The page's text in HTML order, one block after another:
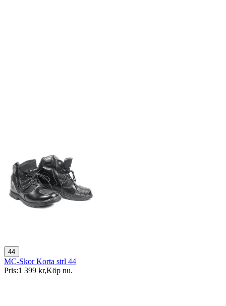
44
MC-Skor Korta strl 44
Pris:1 399 kr,Köp nu.